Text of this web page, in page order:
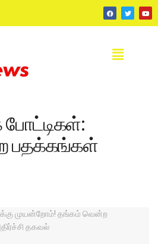
போட்டிகள்:
பதக்கங்கள்